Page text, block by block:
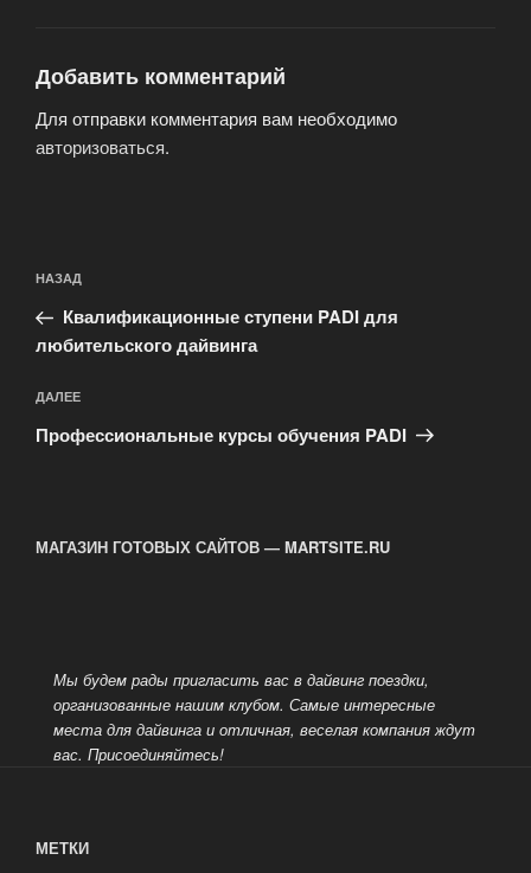
Добавить комментарий
Для отправки комментария вам необходимо
авторизоваться.
по
записям
Предыдущая
запись:
НАЗАД
Квалификационные ступени PADI для
любительского дайвинга
Следующая
запись
ДАЛЕЕ
Профессиональные курсы обучения PADI
МАГАЗИН ГОТОВЫХ САЙТОВ — MARTSITE.RU
Мы будем рады пригласить вас в дайвинг поездки,
организованные нашим клубом. Самые интересные
места для дайвинга и отличная, веселая компания ждут
вас. Присоединяйтесь!
МЕТКИ